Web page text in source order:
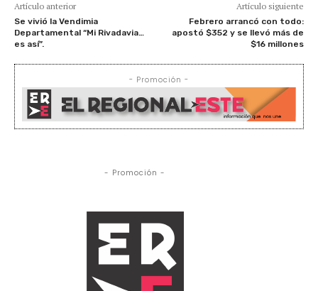
Artículo anterior
Se vivió la Vendimia
Departamental “Mi Rivadavia…
es así”.
Artículo siguiente
Febrero arrancó con todo:
apostó $352 y se llevó más de
$16 millones
- Promoción -
- Promoción -